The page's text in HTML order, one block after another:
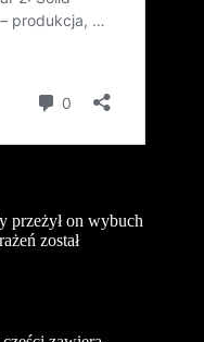
przeżył on wybuch
został